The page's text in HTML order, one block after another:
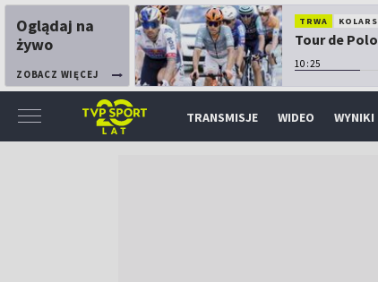
Oglądaj na
żywo
ZOBACZ WIĘCEJ
TRWA
Tour de
10:25
TRANSMISJE WIDEO WYNIKI